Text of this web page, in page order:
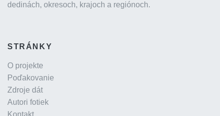
dedinách, okresoch, krajoch a regiónoch.
STRÁNKY
O projekte
Poďakovanie
Zdroje dát
Autori fotiek
Kontakt